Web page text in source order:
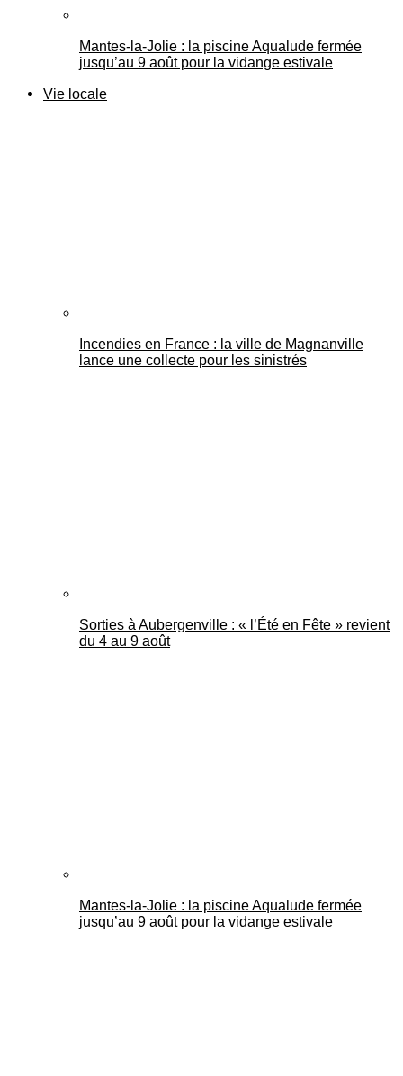
Mantes-la-Jolie : la piscine Aqualude fermée
jusqu’au 9 août pour la vidange estivale
Vie locale
Incendies en France : la ville de Magnanville
lance une collecte pour les sinistrés
Sorties à Aubergenville : « l’Été en Fête » revient
du 4 au 9 août
Mantes-la-Jolie : la piscine Aqualude fermée
jusqu’au 9 août pour la vidange estivale